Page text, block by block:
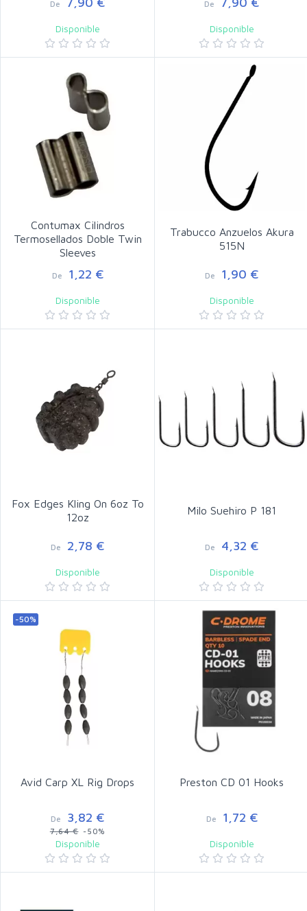
De
Disponible
De
Disponible
Contumax Cilindros
Termosellados Doble Twin
Sleeves
De 1,22 €
Disponible
Trabucco Anzuelos Akura
515N
De 1,90 €
Disponible
Fox Edges Kling On 6oz To
12oz
De 2,78 €
Disponible
Milo Suehiro P 181
De 4,32 €
Disponible
-50%
Avid Carp XL Rig Drops
De 3,82 €
7,64 €-50%
Disponible
Preston CD 01 Hooks
De 1,72 €
Disponible